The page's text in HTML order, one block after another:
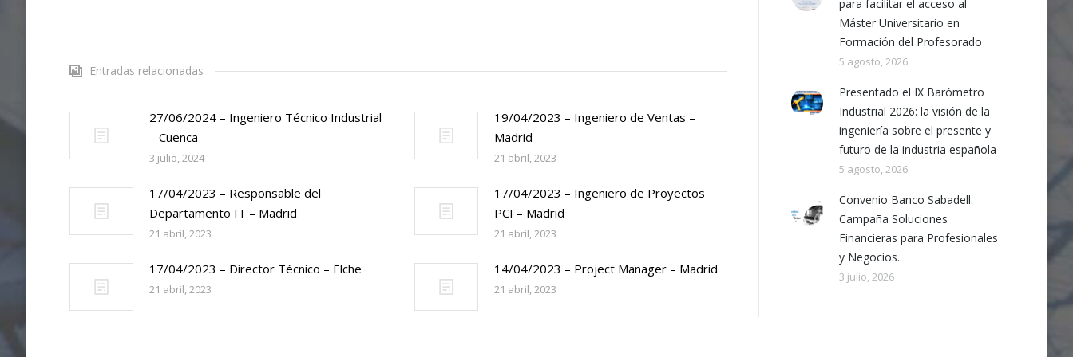
Entradas relacionadas
27/06/2024 – Ingeniero Técnico Industrial
– Cuenca
3 julio, 2024
19/04/2023 – Ingeniero de Ventas –
Madrid
21 abril, 2023
17/04/2023 – Responsable del
Departamento IT – Madrid
21 abril, 2023
17/04/2023 – Ingeniero de Proyectos
PCI – Madrid
21 abril, 2023
17/04/2023 – Director Técnico – Elche
21 abril, 2023
14/04/2023 – Project Manager – Madrid
21 abril, 2023
para facilitar el acceso al
Máster Universitario en
Formación del Profesorado
5 agosto, 2026
Presentado el IX Barómetro
Industrial 2026: la visión de la
ingeniería sobre el presente y
futuro de la industria española
5 agosto, 2026
Convenio Banco Sabadell.
Campaña Soluciones
Financieras para Profesionales
y Negocios.
3 julio, 2026